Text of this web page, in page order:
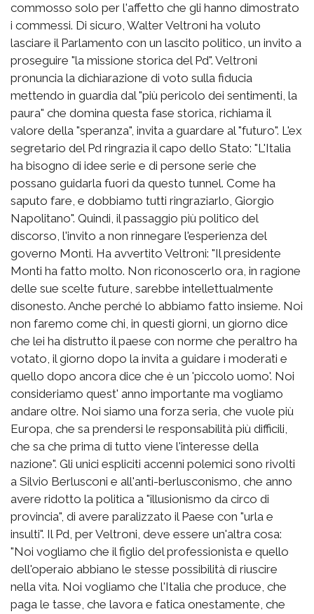
commosso solo per l'affetto che gli hanno dimostrato
i commessi. Di sicuro, Walter Veltroni ha voluto
lasciare il Parlamento con un lascito politico, un invito a
proseguire "la missione storica del Pd". Veltroni
pronuncia la dichiarazione di voto sulla fiducia
mettendo in guardia dal "più pericolo dei sentimenti, la
paura" che domina questa fase storica, richiama il
valore della "speranza", invita a guardare al "futuro". L'ex
segretario del Pd ringrazia il capo dello Stato: "L'Italia
ha bisogno di idee serie e di persone serie che
possano guidarla fuori da questo tunnel. Come ha
saputo fare, e dobbiamo tutti ringraziarlo, Giorgio
Napolitano". Quindi, il passaggio più politico del
discorso, l'invito a non rinnegare l'esperienza del
governo Monti. Ha avvertito Veltroni: "Il presidente
Monti ha fatto molto. Non riconoscerlo ora, in ragione
delle sue scelte future, sarebbe intellettualmente
disonesto. Anche perché lo abbiamo fatto insieme. Noi
non faremo come chi, in questi giorni, un giorno dice
che lei ha distrutto il paese con norme che peraltro ha
votato, il giorno dopo la invita a guidare i moderati e
quello dopo ancora dice che è un 'piccolo uomo'. Noi
consideriamo quest' anno importante ma vogliamo
andare oltre. Noi siamo una forza seria, che vuole più
Europa, che sa prendersi le responsabilità più difficili,
che sa che prima di tutto viene l'interesse della
nazione". Gli unici espliciti accenni polemici sono rivolti
a Silvio Berlusconi e all'anti-berlusconismo, che anno
avere ridotto la politica a "illusionismo da circo di
provincia", di avere paralizzato il Paese con "urla e
insulti". Il Pd, per Veltroni, deve essere un'altra cosa:
"Noi vogliamo che il figlio del professionista e quello
dell'operaio abbiano le stesse possibilità di riuscire
nella vita. Noi vogliamo che l'Italia che produce, che
paga le tasse, che lavora e fatica onestamente, che